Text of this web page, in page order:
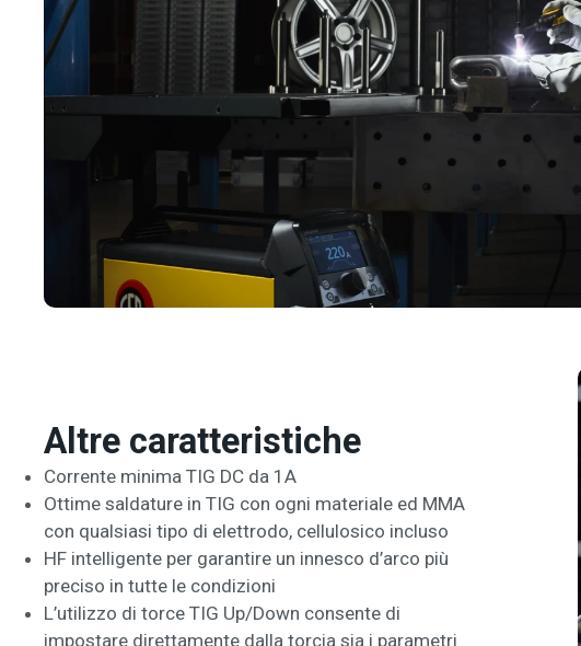
Altre caratteristiche
Corrente minima TIG DC da 1A
Ottime saldature in TIG con ogni materiale ed MMA
con qualsiasi tipo di elettrodo, cellulosico incluso
HF intelligente per garantire un innesco d’arco più
preciso in tutte le condizioni
L’utilizzo di torce TIG Up/Down consente di
impostare direttamente dalla torcia sia i parametri